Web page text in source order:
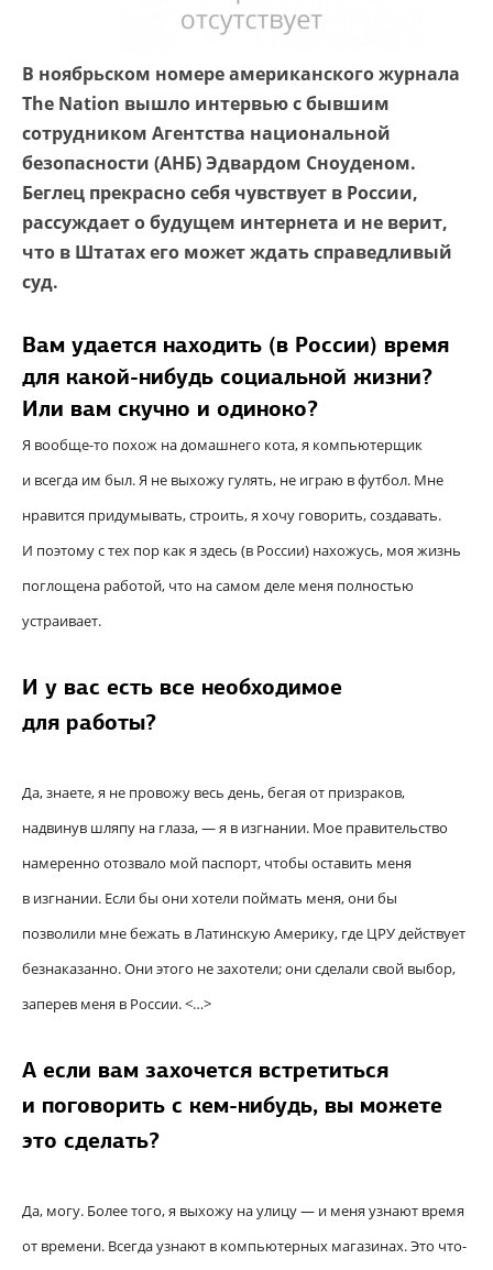
В ноябрьском номере американского журнала
The Nation вышло интервью с бывшим
сотрудником Агентства национальной
безопасности (АНБ) Эдвардом Сноуденом.
Беглец прекрасно себя чувствует в России,
рассуждает о будущем интернета и не верит,
что в Штатах его может ждать справедливый
суд.
Вам удается находить (в России) время
для какой-нибудь социальной жизни?
Или вам скучно и одиноко?
Я вообще-то похож на домашнего кота, я компьютерщик
и всегда им был. Я не выхожу гулять, не играю в футбол. Мне
нравится придумывать, строить, я хочу говорить, создавать.
И поэтому с тех пор как я здесь (в России) нахожусь, моя жизнь
поглощена работой, что на самом деле меня полностью
устраивает.
И у вас есть все необходимое
для работы?
Да, знаете, я не провожу весь день, бегая от призраков,
надвинув шляпу на глаза, — я в изгнании. Мое правительство
намеренно отозвало мой паспорт, чтобы оставить меня
в изгнании. Если бы они хотели поймать меня, они бы
позволили мне бежать в Латинскую Америку, где ЦРУ действует
безнаказанно. Они этого не захотели; они сделали свой выбор,
заперев меня в России. <…>
А если вам захочется встретиться
и поговорить с кем-нибудь, вы можете
это сделать?
Да, могу. Более того, я выхожу на улицу — и меня узнают время
от времени. Всегда узнают в компьютерных магазинах. Это что-